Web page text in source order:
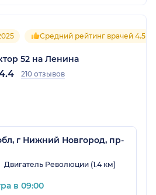
Средний рейтинг врачей 4.5
52 на Ленина
210 отзывов
г Нижний Новгород, пр-
Двигатель Революции (1.4 км)
в 09:00